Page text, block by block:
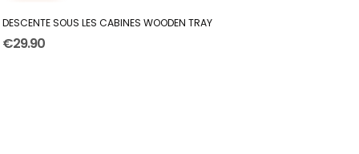
DESCENTE SOUS LES CABINES WOODEN TRAY
€29.90